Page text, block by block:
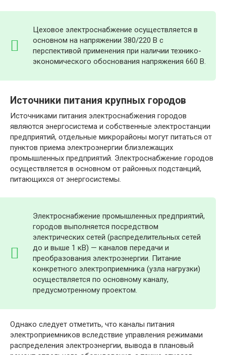
Цеховое электроснабжение осуществляется в
основном на напряжении 380/220 В с
перспективой применения при наличии технико-
экономического обоснования напряжения 660 В.
Источники питания крупных городов
Источниками питания электроснабжения городов
являются энергосистема и собственные электростанции
предприятий, отдельные микрорайоны могут питаться от
пунктов приема электроэнергии близлежащих
промышленных предприятий. Электроснабжение городов
осуществляется в основном от районных подстанций,
питающихся от энергосистемы.
Электроснабжение промышленных предприятий,
городов выполняется посредством
электрических сетей (распределительных сетей
до и выше 1 кВ) — каналов передачи и
преобразования электроэнергии. Питание
конкретного электроприемника (узла нагрузки)
осуществляется по основному каналу,
предусмотренному проектом.
Однако следует отметить, что каналы питания
электроприемников вследствие управления режимами
распределения электроэнергии, вывода в плановый